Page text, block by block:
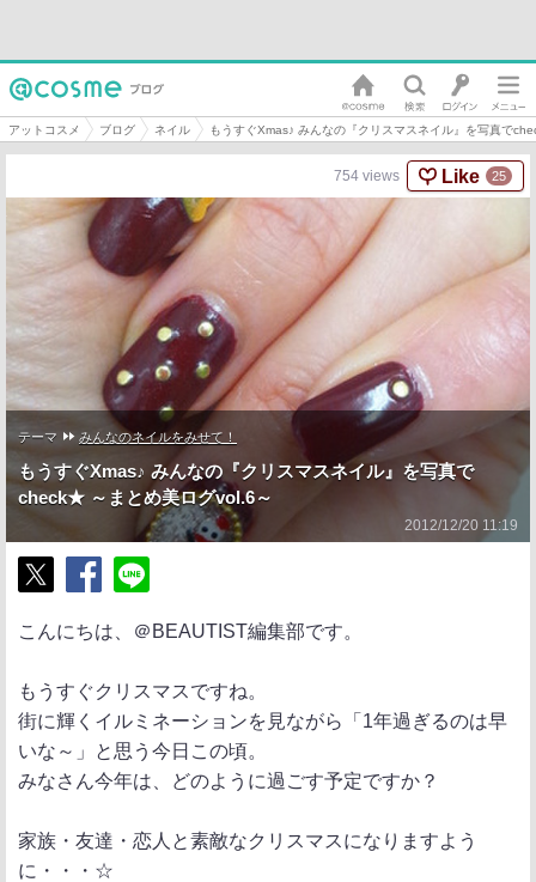
アットコスメ ブログ ネイル もうすぐXmas♪ みんなの『クリスマスネイル』を写真で
754 views Like 25
テーマ みんなのネイルをみせて！
もうすぐXmas♪ みんなの『クリスマスネイル』を写真で
check★ ～まとめ美ログvol.6～
2012/12/20 11:19
ト
ア
こんにちは、＠BEAUTIST編集部です。
もうすぐクリスマスですね。
街に輝くイルミネーションを見ながら「1年過ぎるのは早
いな～」と思う今日この頃。
みなさん今年は、どのように過ごす予定ですか？
家族・友達・恋人と素敵なクリスマスになりますよう
に・・・☆